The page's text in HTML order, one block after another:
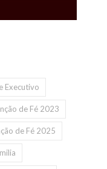
Executivo
de Fé 2023
de Fé 2025